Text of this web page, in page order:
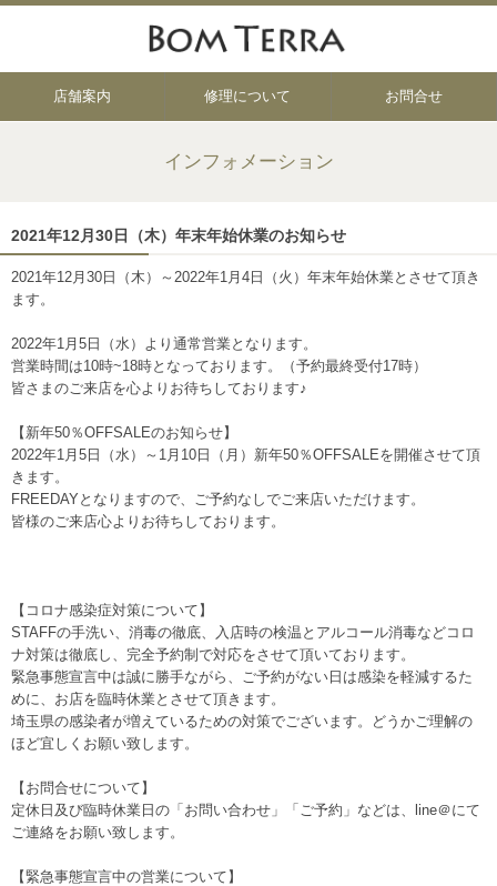
店舗案内 修理について お問合せ
インフォメーション
2021年12月30日（木）年末年始休業のお知らせ
2021年12月30日（木）～2022年1月4日（火）年末年始休業とさせて頂き
ます。
2022年1月5日（水）より通常営業となります。
営業時間は10時~18時となっております。（予約最終受付17時）
皆さまのご来店を心よりお待ちしております♪
【新年50％OFFSALEのお知らせ】
2022年1月5日（水）～1月10日（月）新年50％OFFSALEを開催させて頂
きます。
FREEDAYとなりますので、ご予約なしでご来店いただけます。
皆様のご来店心よりお待ちしております。
【コロナ感染症対策について】
STAFFの手洗い、消毒の徹底、入店時の検温とアルコール消毒などコロ
ナ対策は徹底し、完全予約制で対応をさせて頂いております。
緊急事態宣言中は誠に勝手ながら、ご予約がない日は感染を軽減するた
めに、お店を臨時休業とさせて頂きます。
埼玉県の感染者が増えているための対策でございます。どうかご理解の
ほど宜しくお願い致します。
【お問合せについて】
定休日及び臨時休業日の「お問い合わせ」「ご予約」などは、line＠にて
ご連絡をお願い致します。
【緊急事態宣言中の営業について】